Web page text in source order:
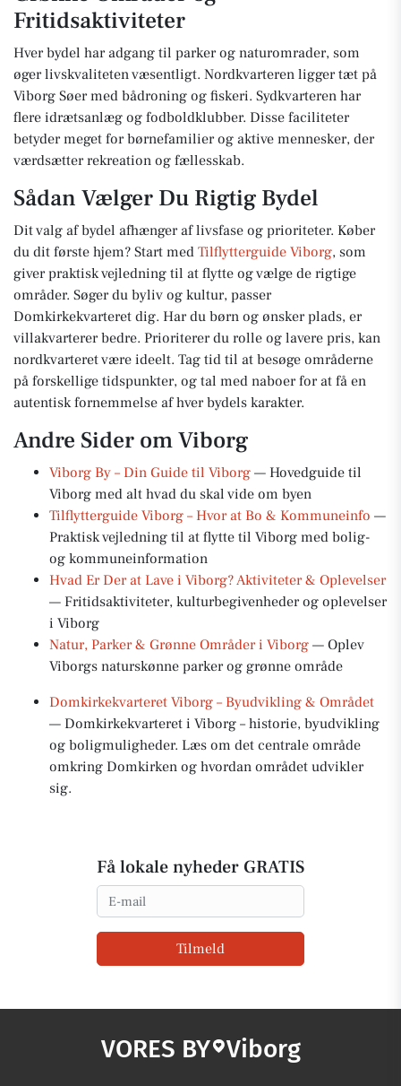
Fritidsaktiviteter
Hver bydel har adgang til parker og naturomrader, som
øger livskvaliteten væsentligt. Nordkvarteren ligger tæt på
Viborg Søer med bådroning og fiskeri. Sydkvarteren har
flere idrætsanlæg og fodboldklubber. Disse faciliteter
betyder meget for børnefamilier og aktive mennesker, der
værdsætter rekreation og fællesskab.
Sådan Vælger Du Rigtig Bydel
Dit valg af bydel afhænger af livsfase og prioriteter. Køber
du dit første hjem? Start med Tilflytterguide Viborg, som
giver praktisk vejledning til at flytte og vælge de rigtige
områder. Søger du byliv og kultur, passer
Domkirkekvarteret dig. Har du børn og ønsker plads, er
villakvarterer bedre. Prioriterer du rolle og lavere pris, kan
nordkvarteret være ideelt. Tag tid til at besøge områderne
på forskellige tidspunkter, og tal med naboer for at få en
autentisk fornemmelse af hver bydels karakter.
Andre Sider om Viborg
Viborg By – Din Guide til Viborg — Hovedguide til
Viborg med alt hvad du skal vide om byen
Tilflytterguide Viborg – Hvor at Bo & Kommuneinfo —
Praktisk vejledning til at flytte til Viborg med bolig-
og kommuneinformation
Hvad Er Der at Lave i Viborg? Aktiviteter & Oplevelser
— Fritidsaktiviteter, kulturbegivenheder og oplevelser
i Viborg
Natur, Parker & Grønne Områder i Viborg — Oplev
Viborgs naturskønne parker og grønne område
Domkirkekvarteret Viborg – Byudvikling & Området
— Domkirkekvarteret i Viborg – historie, byudvikling
og boligmuligheder. Læs om det centrale område
omkring Domkirken og hvordan området udvikler
sig.
Få lokale nyheder GRATIS
Email
Tilmeld
VORES BY Viborg